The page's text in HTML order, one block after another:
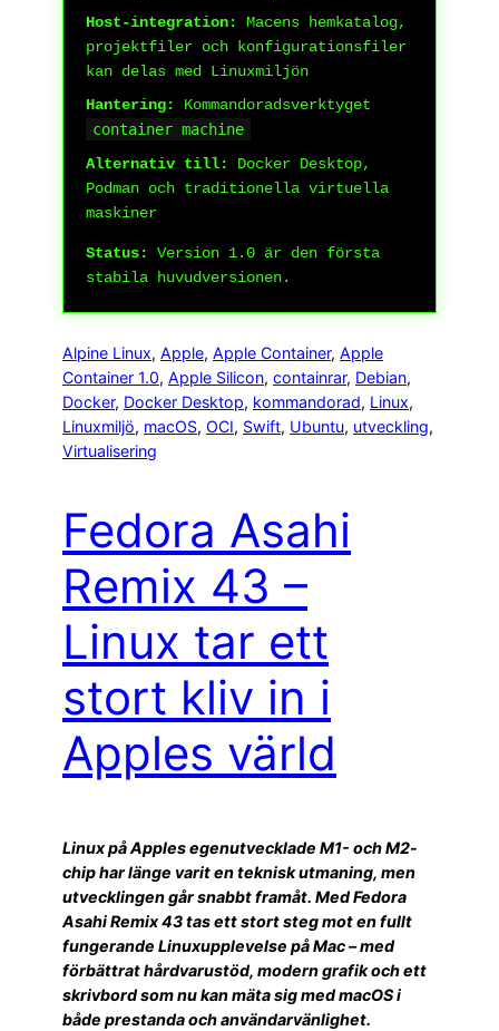
Host-integration:
Macens hemkatalog,
projektfiler och konfigurationsfiler
kan delas med Linuxmiljön
Hantering:
Kommandoradsverktyget
container machine
Alternativ till:
Docker Desktop,
Podman och traditionella virtuella
maskiner
Status:
Version 1.0 är den första
stabila huvudversionen.
Alpine Linux, Apple, Apple Container, Apple
Container 1.0, Apple Silicon, containrar, Debian
Docker, Docker Desktop, kommandorad, Linux
Linuxmiljö, macOS, OCI, Swift, Ubuntu, utveckling
Virtualisering
Fedora Asahi
Remix 43 –
Linux tar ett
stort kliv in i
Apples värld
Linux på Apples egenutvecklade M1- och M2-
chip har länge varit en teknisk utmaning, men
utvecklingen går snabbt framåt. Med Fedora
Asahi Remix 43 tas ett stort steg mot en fullt
fungerande Linuxupplevelse på Mac – med
förbättrat hårdvarustöd, modern grafik och ett
skrivbord som nu kan mäta sig med macOS i
både prestanda och användarvänlighet.